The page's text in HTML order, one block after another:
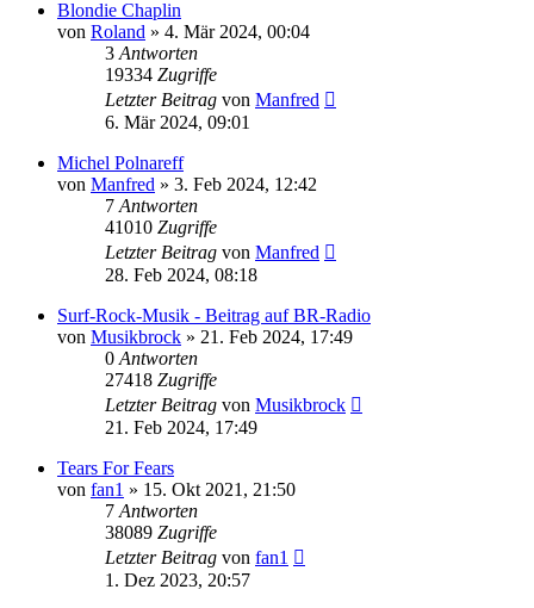
Blondie Chaplin
von Roland » 4. Mär 2024, 00:04
3 Antworten
19334 Zugriffe
Letzter Beitrag von Manfred
6. Mär 2024, 09:01
Michel Polnareff
von Manfred » 3. Feb 2024, 12:42
7 Antworten
41010 Zugriffe
Letzter Beitrag von Manfred
28. Feb 2024, 08:18
Surf-Rock-Musik - Beitrag auf BR-Radio
von Musikbrock » 21. Feb 2024, 17:49
0 Antworten
27418 Zugriffe
Letzter Beitrag von Musikbrock
21. Feb 2024, 17:49
Tears For Fears
von fan1 » 15. Okt 2021, 21:50
7 Antworten
38089 Zugriffe
Letzter Beitrag von fan1
1. Dez 2023, 20:57